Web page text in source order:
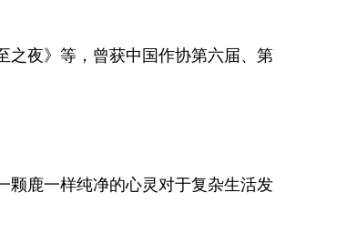
之夜》等，曾获中国作协第六届、第
颗鹿一样纯净的心灵对于复杂生活发